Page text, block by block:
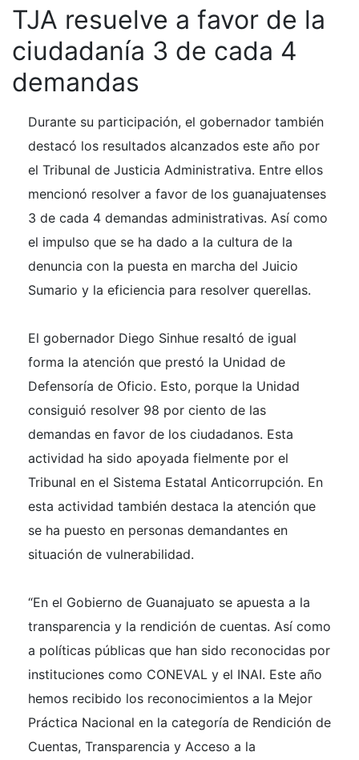
TJA resuelve a favor de la
ciudadanía 3 de cada 4
demandas
Durante su participación, el gobernador también
destacó los resultados alcanzados este año por
el Tribunal de Justicia Administrativa. Entre ellos
mencionó resolver a favor de los guanajuatenses
3 de cada 4 demandas administrativas. Así como
el impulso que se ha dado a la cultura de la
denuncia con la puesta en marcha del Juicio
Sumario y la eficiencia para resolver querellas.
El gobernador Diego Sinhue resaltó de igual
forma la atención que prestó la Unidad de
Defensoría de Oficio. Esto, porque la Unidad
consiguió resolver 98 por ciento de las
demandas en favor de los ciudadanos. Esta
actividad ha sido apoyada fielmente por el
Tribunal en el Sistema Estatal Anticorrupción. En
esta actividad también destaca la atención que
se ha puesto en personas demandantes en
situación de vulnerabilidad.
“En el Gobierno de Guanajuato se apuesta a la
transparencia y la rendición de cuentas. Así como
a políticas públicas que han sido reconocidas por
instituciones como CONEVAL y el INAI. Este año
hemos recibido los reconocimientos a la Mejor
Práctica Nacional en la categoría de Rendición de
Cuentas, Transparencia y Acceso a la